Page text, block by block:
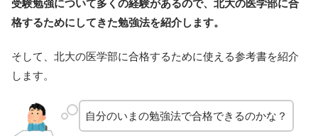
受験勉強について多くの経験があるので、北大の医学部に合
格するためにしてきた勉強法を紹介します。
そして、北大の医学部に合格するために使える参考書を紹介
します。
自分のいまの勉強法で合格できるのかな？